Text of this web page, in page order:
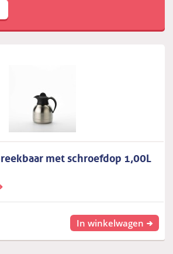
met schroefdop 1,00L
In winkelwagen